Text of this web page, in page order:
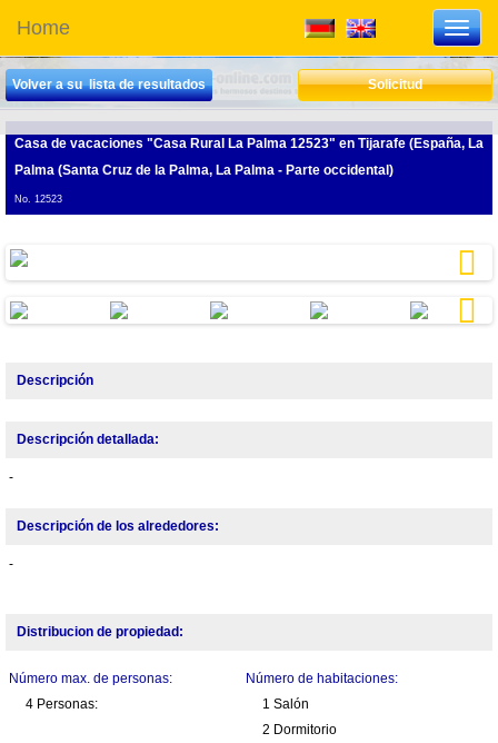
Home
Casa de vacaciones "Casa Rural La Palma 12523" en Tijarafe (España, La
Palma (Santa Cruz de la Palma, La Palma - Parte occidental)
No. 12523
Volver a su lista de resultados Solicitud
Next
Descripción
Descripción detallada:
-
Descripción de los alrededores:
-
Distribucion de propiedad:
Número max. de personas:
4 Personas:
Número de habitaciones:
1 Salón
2 Dormitorio